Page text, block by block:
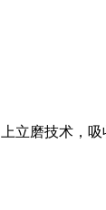
立磨技术，